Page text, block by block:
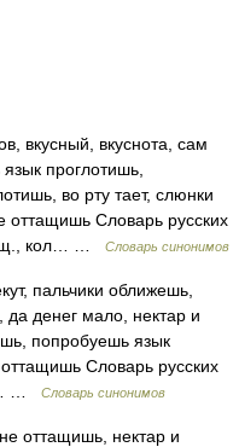
вкусный, вкуснота, сам
проглотишь,
во рту тает, слюнки
оттащишь Словарь русских
кол… …
Словарь синонимов
пальчики оближешь,
денег мало, нектар и
попробуешь язык
Словарь русских
…
Словарь синонимов
оттащишь, нектар и